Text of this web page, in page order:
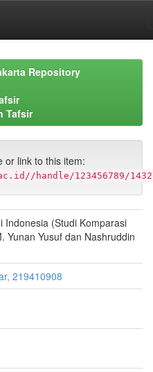
Repository
Tafsir
or link to this item:
handle/123456789/1432
Indonesia (Studi Komparasi
Yunan Yusuf dan Nashruddin
219410908